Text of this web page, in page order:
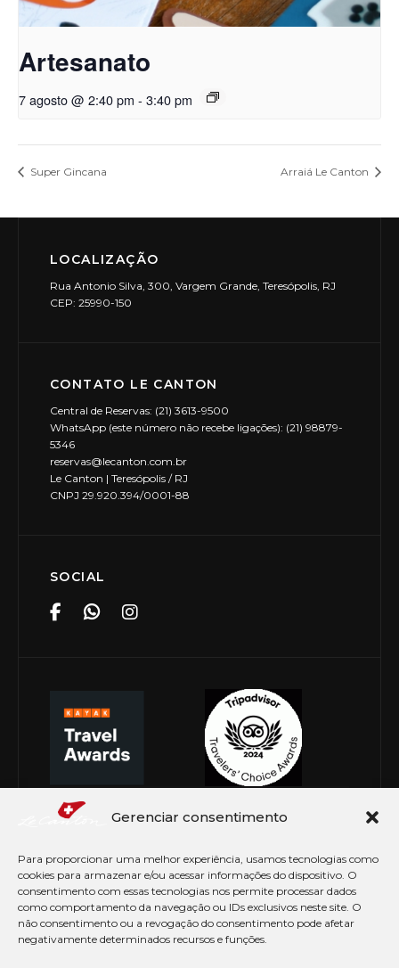
Gerenciar consentimento
Para proporcionar uma melhor experiência, usamos tecnologias como
cookies para armazenar e/ou acessar informações do dispositivo. O
consentimento com essas tecnologias nos permite processar dados
como comportamento da navegação ou IDs exclusivos neste site. O
não consentimento ou a revogação do consentimento pode afetar
negativamente determinados recursos e funções.
Artesanato
7 agosto @ 2:40 pm - 3:40 pm
Super Gincana Arraiá Le Canton
LOCALIZAÇÃO
Rua Antonio Silva, 300, Vargem Grande, Teresópolis, RJ
CEP: 25990-150
CONTATO LE CANTON
Central de Reservas: (21) 3613-9500
WhatsApp (este número não recebe ligações): (21) 98879-
5346
reservas@lecanton.com.br
Le Canton | Teresópolis / RJ
CNPJ 29.920.394/0001-88
SOCIAL
© Copyright 2026 Le Canton. Todos os direitos